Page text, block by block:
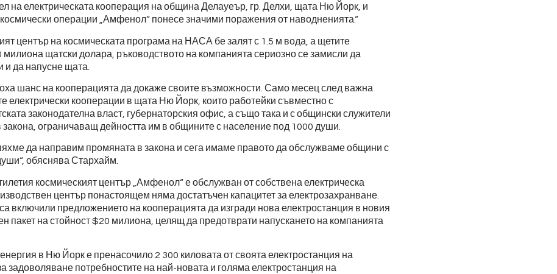
на електрическата кооперация на община Делауеър, гр. Делхи, щата Ню Йорк, и
операции „Амфенол“ понесе значими поражения от наводненията.“
център на космическата програма на НАСА бе залят с 1.5 м вода, а щетите
милиона щатски долара, ръководството на компанията сериозно се замисли да
и да напусне щата.
шанс на кооперацията да докаже своите възможности. Само месец след важна
електрически кооперации в щата Ню Йорк, които работейки съвместно с
законодателна власт, губернаторския офис, а също така и с общински служители
закона, ограничаващ дейността им в общините с население под 1000 души.
да направим промяната в закона и сега имаме правото да обслужваме общини с
обяснява Стархайм.
космическият център „Амфенол“ е обслужван от собствена електрическа
център понастоящем няма достатъчен капацитет за електрозахранване.
включили предложението на кооперацията да изгради нова електростанция в новия
пакет на стойност $20 милиона, целящ да предотврати напускането на компанията
в Ню Йорк е пренасочило 2 300 киловата от своята електростанция на
задоволяване потребностите на най-новата и голяма електростанция на